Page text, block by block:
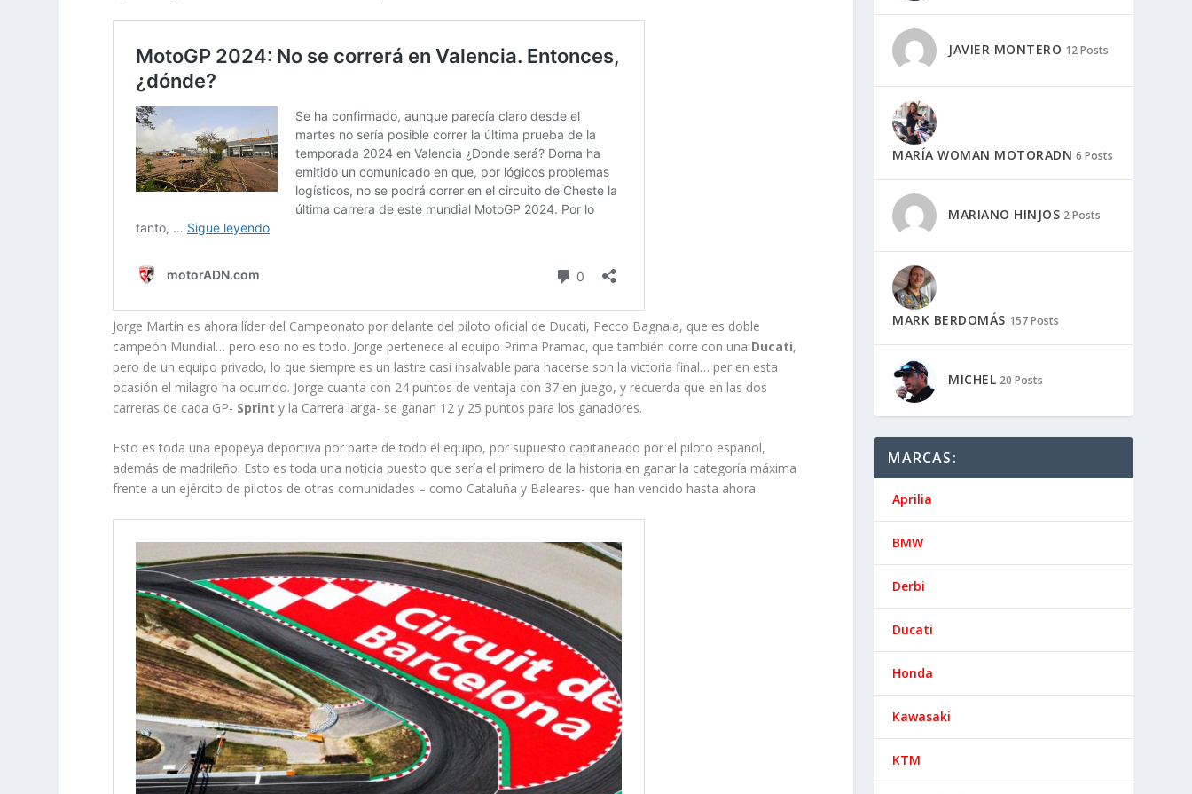
Jorge Martín es ahora líder del Campeonato por delante del piloto oficial de Ducati, Pecco Bagnaia, que es doble
campeón Mundial… pero eso no es todo. Jorge pertenece al equipo Prima Pramac, que también corre con una Ducati,
pero de un equipo privado, lo que siempre es un lastre casi insalvable para hacerse son la victoria final… per en esta
ocasión el milagro ha ocurrido. Jorge cuanta con 24 puntos de ventaja con 37 en juego, y recuerda que en las dos
carreras de cada GP- Sprint y la Carrera larga- se ganan 12 y 25 puntos para los ganadores.
Esto es toda una epopeya deportiva por parte de todo el equipo, por supuesto capitaneado por el piloto español,
además de madrileño. Esto es toda una noticia puesto que sería el primero de la historia en ganar la categoría máxima
frente a un ejército de pilotos de otras comunidades – como Cataluña y Baleares- que han vencido hasta ahora.
JAVIER MONTERO 12 Posts
MARÍA WOMAN MOTORADN 6 Posts
MARIANO HINJOS 2 Posts
MARK BERDOMÁS 157 Posts
MICHEL 20 Posts
MARCAS:
Aprilia
BMW
Derbi
Ducati
Honda
Kawasaki
KTM